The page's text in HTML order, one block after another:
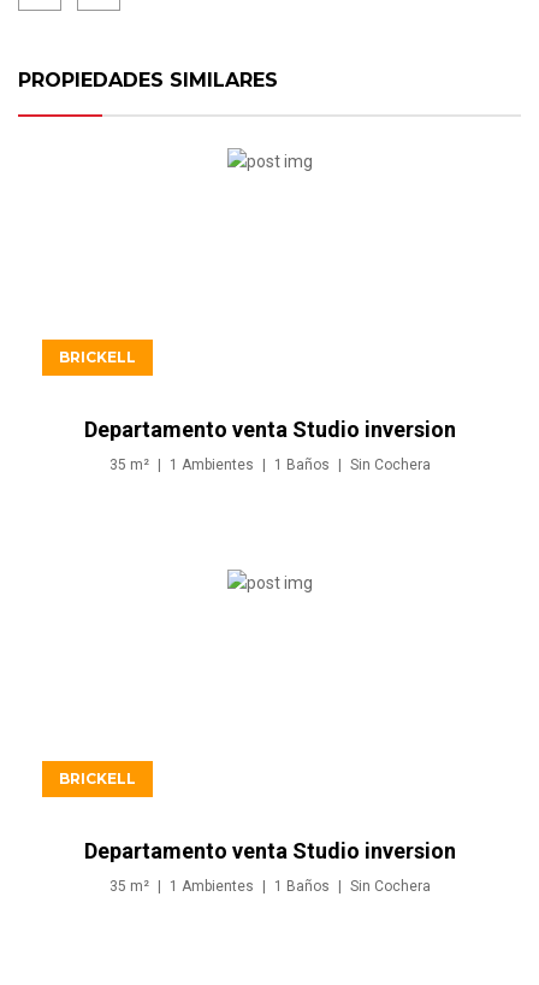
PROPIEDADES SIMILARES
BRICKELL
Departamento venta Studio inversion
en Brickell Miami
35 m² 1 Ambientes 1 Baños Sin Cochera
BRICKELL
Departamento venta Studio inversion
en Brickell Miami
35 m² 1 Ambientes 1 Baños Sin Cochera